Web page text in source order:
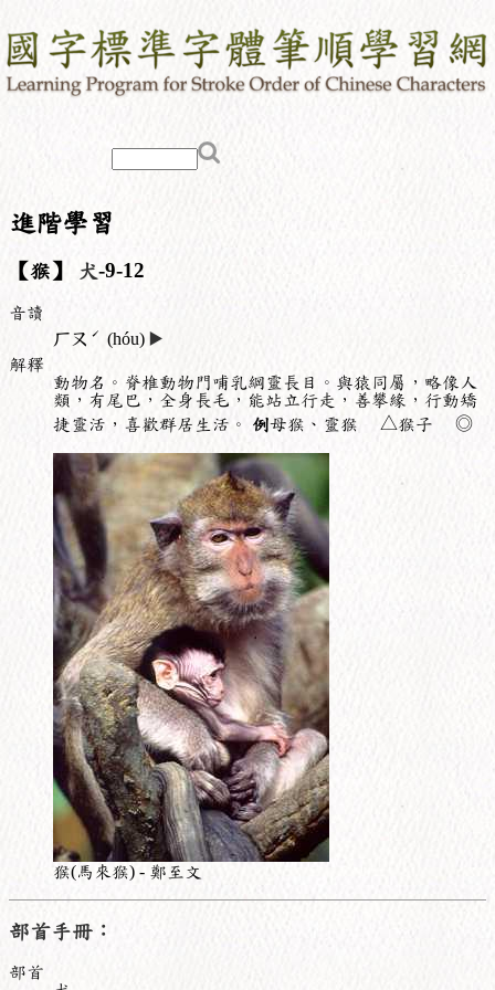
進階學習
【猴】 犬-9-12
音讀
ㄏㄡ ˊ (hóu) ▶️
解釋
動物名。脊椎動物門哺乳綱靈長目。與猿同屬，略像人
類，有尾巴，全身長毛，能站立行走，善攀緣，行動矯
捷靈活，喜歡群居生活。 例母猴、靈猴 △猴子 ◎
猴(馬來猴) - 鄭至文
部首手冊：
部首